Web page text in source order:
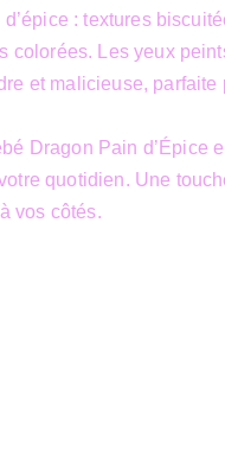
: textures
colorées. Les yeux
et malicieuse, parfaite
Dragon Pain d’Épice
quotidien. Une
vos côtés.